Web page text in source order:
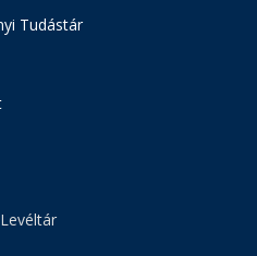
Tudástár